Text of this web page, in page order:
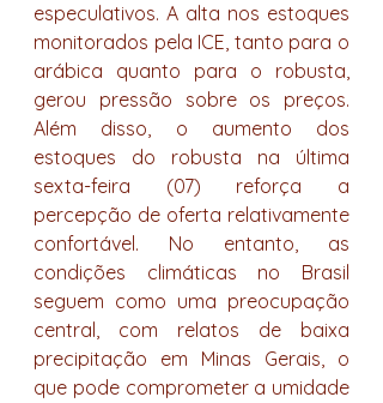
especulativos. A alta nos estoques
monitorados pela ICE, tanto para o
arábica quanto para o robusta,
gerou pressão sobre os preços.
Além disso, o aumento dos
estoques do robusta na última
sexta-feira (07) reforça a
percepção de oferta relativamente
confortável. No entanto, as
condições climáticas no Brasil
seguem como uma preocupação
central, com relatos de baixa
precipitação em Minas Gerais, o
que pode comprometer a umidade